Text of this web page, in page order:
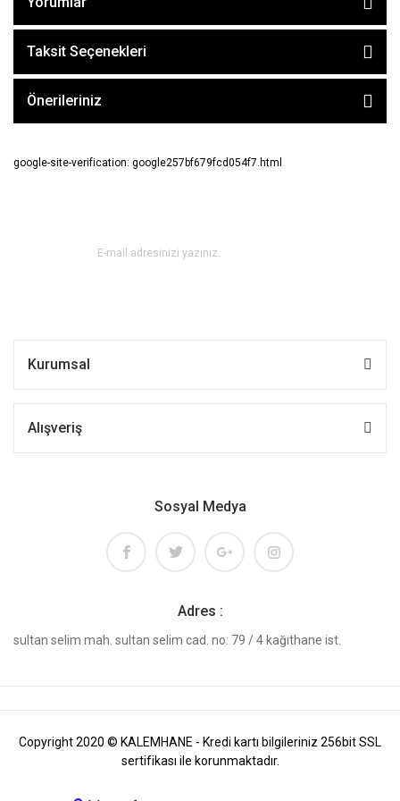
Taksit Seçenekleri
Önerileriniz
google-site-verification: google257bf679fcd054f7.html
Kurumsal
Alışveriş
Sosyal Medya
Adres :
sultan selim mah. sultan selim cad. no: 79 / 4 kağıthane ist.
Copyright 2020 © KALEMHANE - Kredi kartı bilgileriniz 256bit SSL
sertifikası ile korunmaktadır.